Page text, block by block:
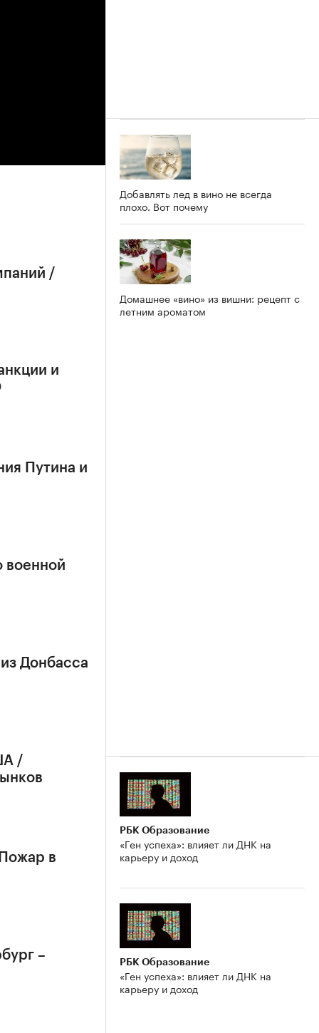
/
и
Путина и
военной
Донбасса
/
в
–
Добавлять лед в вино не всегда
плохо. Вот почему
Домашнее «вино» из вишни: рецепт с
летним ароматом
РБК Образование
«Ген успеха»: влияет ли ДНК на
карьеру и доход
РБК Образование
«Ген успеха»: влияет ли ДНК на
карьеру и доход